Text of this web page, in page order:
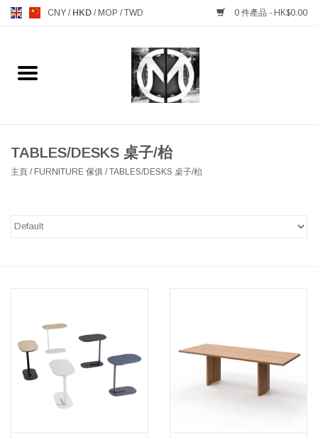
CNY / HKD / MOP /TWD 0 件產品 - HK$0.00
主頁
MANKS ANTIQUES 古董
TABLEWARE 餐具
HEALTHY LIVING 健康家居
LATEST ARRIVALS 最新扺港
MATER 系列
TABLES/DESKS 桌子/枱
主頁 / FURNITURE 傢俱 /TABLES/DESKS 桌子/枱